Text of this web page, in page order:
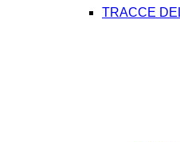
TRACCE